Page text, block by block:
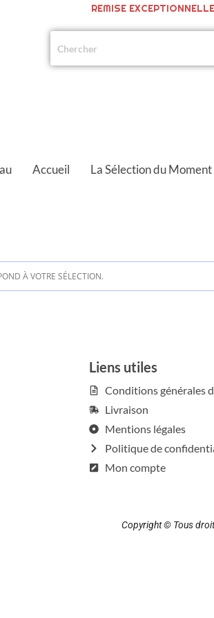
REMISE
Accueil La Sélection du Moment
À VOTRE SÉLECTION.
Liens utiles
Conditions générales
Livraison
Mentions légales
Politique de
Mon compte
Copyright © Tous